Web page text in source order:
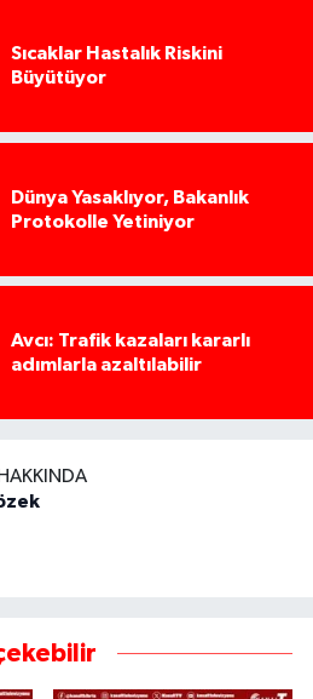
Sıcaklar Hastalık Riskini
Büyütüyor
Dünya Yasaklıyor, Bakanlık
Protokolle Yetiniyor
Avcı: Trafik kazaları kararlı
adımlarla azaltılabilir